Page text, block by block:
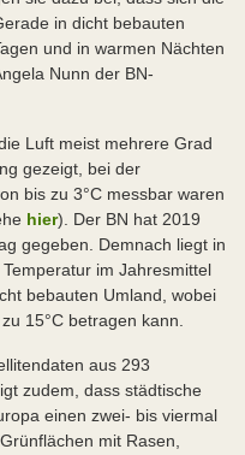
in dicht bebauten
und in warmen Nächten
Nunn der BN-
Luft meist mehrere Grad
gezeigt, bei der
bis zu 3°C messbar waren
hier). Der BN hat 2019
gegeben. Demnach liegt in
im Jahresmittel
bebauten Umland, wobei
15°C betragen kann.
aus 293
zudem, dass städtische
einen zwei- bis viermal
mit Rasen,